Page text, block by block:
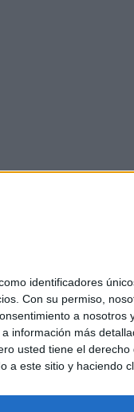
identificadores
Con su permiso,
a nosotros
información más
usted tiene el
a este sitio y haciendo
+34 91 593 2767